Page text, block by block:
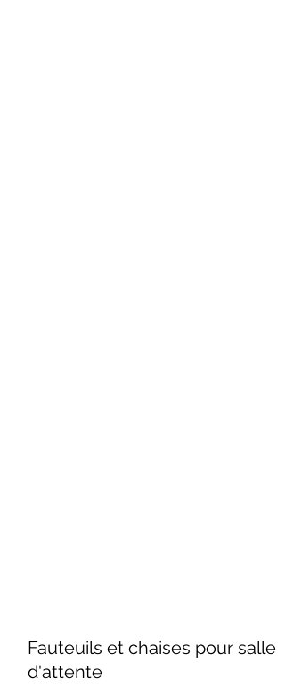
Fauteuils et chaises pour salle
d'attente